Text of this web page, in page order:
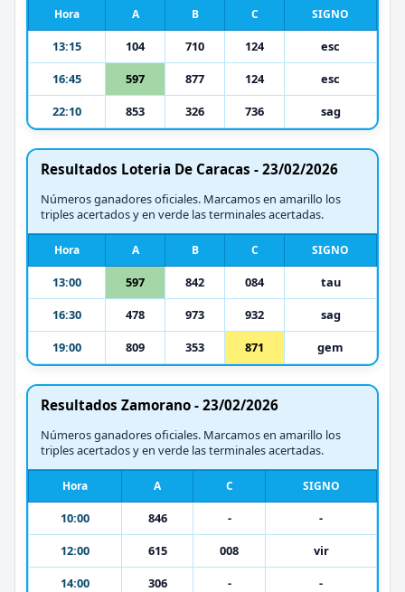
Hora A B C SIGNO
13:15 104 710 124
esc
16:45
597 877 124
esc
22:10
853 326 736 sag
Resultados Loteria De Caracas - 23/02/2026
Números ganadores oficiales. Marcamos en amarillo los
triples acertados y en verde las terminales acertadas.
Hora A B C SIGNO
13:00 597 842 084
tau
16:30
478 973 932
sag
19:00
809 353 871 gem
Resultados Zamorano - 23/02/2026
Números ganadores oficiales. Marcamos en amarillo los
triples acertados y en verde las terminales acertadas.
Hora A C SIGNO
10:00 846 -
-
12:00
615 008
vir
14:00
306 -
-